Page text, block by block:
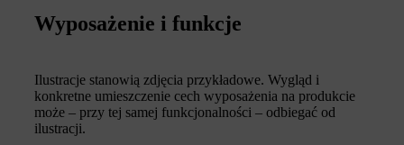
Wyposażenie i funkcje
Ilustracje stanowią zdjęcia przykładowe. Wygląd i
konkretne umieszczenie cech wyposażenia na produkcie
może – przy tej samej funkcjonalności – odbiegać od
ilustracji.